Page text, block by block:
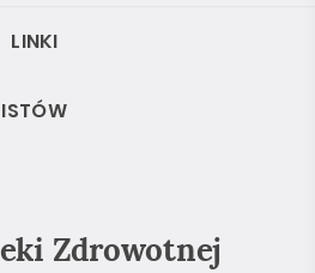
LINKI
Zdrowotnej